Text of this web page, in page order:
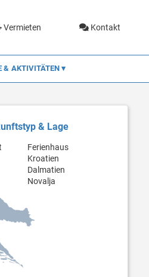
Vermieten Kontakt
& AKTIVITÄTEN
& Lage
Ferienhaus
Kroatien
Dalmatien
Novalja